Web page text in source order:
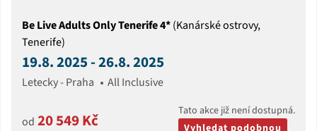
Be Live Adults Only Tenerife 4*(Kanárské ostrovy,
Tenerife)
19.8. 2025 - 26.8. 2025
Letecky - Praha All Inclusive
od 20 549 Kč
Tato akce již není dostupná.
Vyhledat podobnou